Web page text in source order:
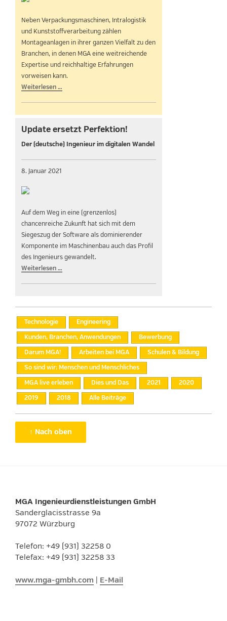
Neben Verpackungsmaschinen, Intralogistik
und Kunststoffverarbeitung zählen
Montageanlagen in ihrer ganzen Vielfalt zu den
Branchen, in denen MGA eine weitreichende
Expertise und reichhaltige Erfahrungen
vorweisen kann.
Weiterlesen …
Update ersetzt Perfektion!
Der (deutsche) Ingenieur im digitalen Wandel
8. Januar 2021
Auf dem Weg in eine (grenzenlos)
chancenreiche Zukunft hat sich mit dem
Siegeszug der Software als dominierender
Komponente im Maschinenbau auch das Profil
des Ingenieurs gewandelt.
Weiterlesen …
Technologie
Engineering
Kunden, Branchen, Anwendungen
Bewerbung
Darum MGA!
Arbeiten bei MGA
Schulen & Bildung
So sind wir: Menschen und Menschliches
MGA live erleben
Dies und Das 2021
2020
2019
2018 Alle Beiträge
↑ Nach oben
MGA Ingenieurdienstleistungen GmbH
Sanderglacisstrasse 9a
97072 Würzburg
Telefon: +49 (931) 32258 0
Telefax: +49 (931) 32258 33
www.mga-gmbh.com E-Mail